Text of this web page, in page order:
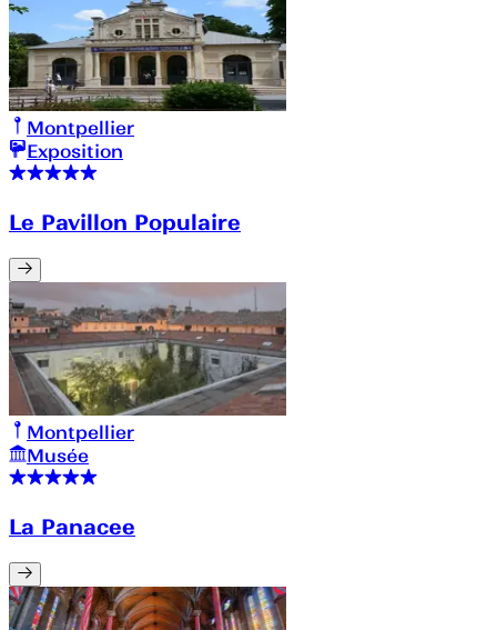
Montpellier
Exposition
Le Pavillon Populaire
Montpellier
Musée
La Panacee